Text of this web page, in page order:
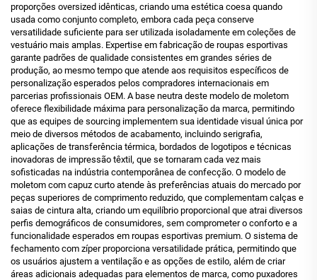
proporções oversized idênticas, criando uma estética coesa quando
usada como conjunto completo, embora cada peça conserve
versatilidade suficiente para ser utilizada isoladamente em coleções de
vestuário mais amplas. Expertise em fabricação de roupas esportivas
garante padrões de qualidade consistentes em grandes séries de
produção, ao mesmo tempo que atende aos requisitos específicos de
personalização esperados pelos compradores internacionais em
parcerias profissionais OEM. A base neutra deste modelo de moletom
oferece flexibilidade máxima para personalização da marca, permitindo
que as equipes de sourcing implementem sua identidade visual única por
meio de diversos métodos de acabamento, incluindo serigrafia,
aplicações de transferência térmica, bordados de logotipos e técnicas
inovadoras de impressão têxtil, que se tornaram cada vez mais
sofisticadas na indústria contemporânea de confecção. O modelo de
moletom com capuz curto atende às preferências atuais do mercado por
peças superiores de comprimento reduzido, que complementam calças e
saias de cintura alta, criando um equilíbrio proporcional que atrai diversos
perfis demográficos de consumidores, sem comprometer o conforto e a
funcionalidade esperados em roupas esportivas premium. O sistema de
fechamento com zíper proporciona versatilidade prática, permitindo que
os usuários ajustem a ventilação e as opções de estilo, além de criar
áreas adicionais adequadas para elementos de marca, como puxadores